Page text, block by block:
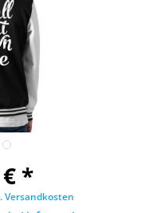
*
Versandkosten